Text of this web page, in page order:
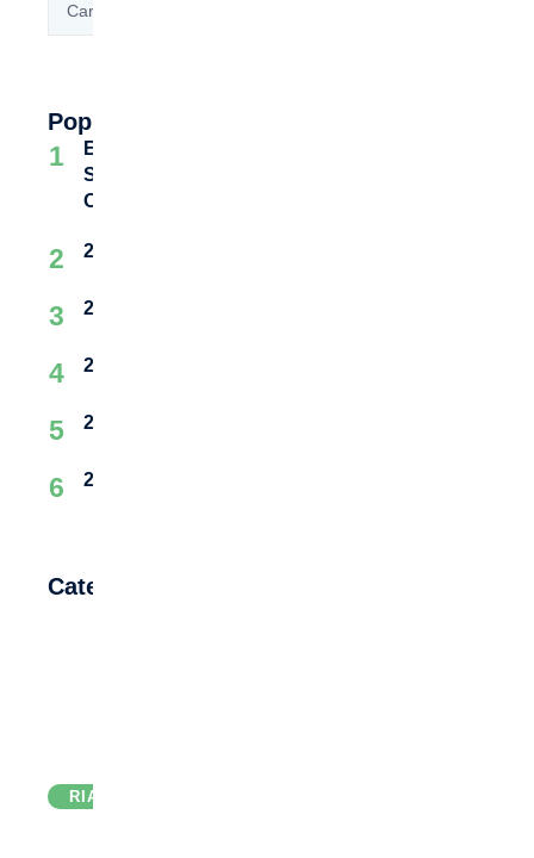
Popular Posts
1
Easy Link and Text Sharing: A
Simple Way to Share Content
Online
2 2 Kamera LUMIX Terbaik
3 2 Kaos Levi’s untuk Pria Terbaik
4 2 Kaos Polos Terbaik
5 2 Kulkas Hemat Listrik Terbaik
6 2 Kursi Lantai Terbaik
Categories
RIAU